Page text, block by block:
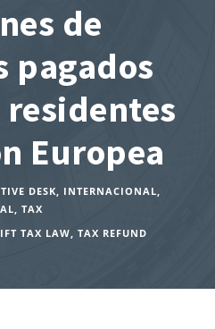
de
pagados
Europea
DESK, INTERNACIONAL,
TAX
TAX LAW TAX REFUND